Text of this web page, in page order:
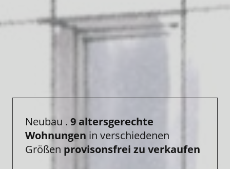
Neubau . 9 altersgerechte
Wohnungen in verschiedenen
Größen provisonsfrei zu verkaufen